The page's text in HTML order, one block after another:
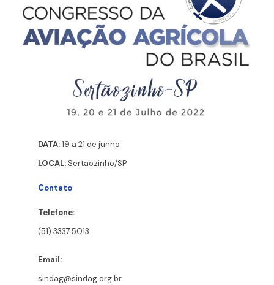
DATA:19 a 21 de junho
LOCAL:Sertãozinho/SP
Contato
Telefone:
(51) 3337.5013
Email:
sindag@sindag.org.br